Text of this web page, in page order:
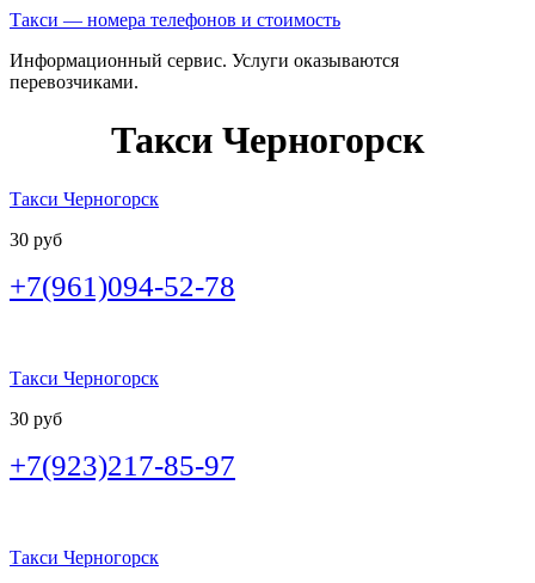
Такси — номера телефонов и стоимость
Информационный сервис. Услуги оказываются
перевозчиками.
Такси Черногорск
Такси Черногорск
30 руб
+7(961)094-52-78
Такси Черногорск
30 руб
+7(923)217-85-97
Такси Черногорск